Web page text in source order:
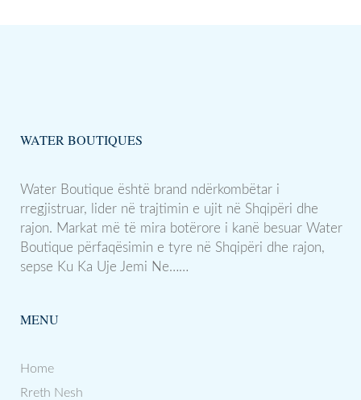
WATER BOUTIQUES
Water Boutique është brand ndërkombëtar i
rregjistruar, lider në trajtimin e ujit në Shqipëri dhe
rajon. Markat më të mira botërore i kanë besuar Water
Boutique përfaqësimin e tyre në Shqipëri dhe rajon,
sepse Ku Ka Uje Jemi Ne……
MENU
Home
Rreth Nesh